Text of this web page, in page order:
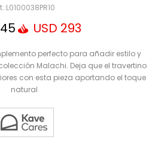
L0100038PR10
USD 293
perfecto para añadir estilo y
Malachi. Deja que el travertino
con esta pieza aportando el toque
natural